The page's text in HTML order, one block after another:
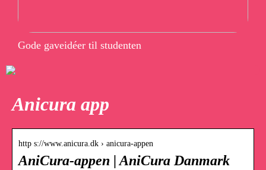
Gode gaveidéer til studenten
Anicura app
http s://www.anicura.dk › anicura-appen
AniCura-appen | AniCura Danmark